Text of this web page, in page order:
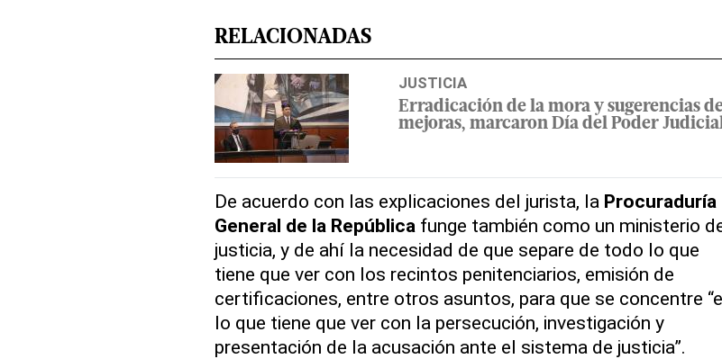
RELACIONADAS
JUSTICIA
Erradicación de la mora y sugerencias
mejoras, marcaron Día del Poder
De acuerdo con las explicaciones del jurista, la Procuraduría
General de la República funge también como un ministerio
justicia, y de ahí la necesidad de que separe de todo lo que
tiene que ver con los recintos penitenciarios, emisión de
certificaciones, entre otros asuntos, para que se concentre
lo que tiene que ver con la persecución, investigación y
presentación de la acusación ante el sistema de justicia”.